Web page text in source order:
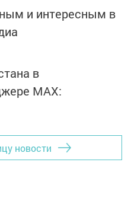
и интересным в
в
MАХ:
новости